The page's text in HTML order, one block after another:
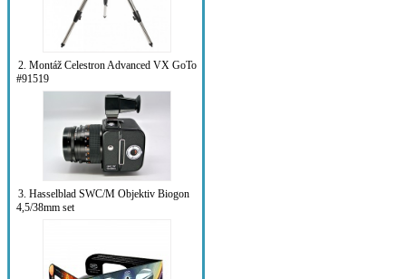
2. Montáž Celestron Advanced VX GoTo
#91519
3. Hasselblad SWC/M Objektiv Biogon
4,5/38mm set